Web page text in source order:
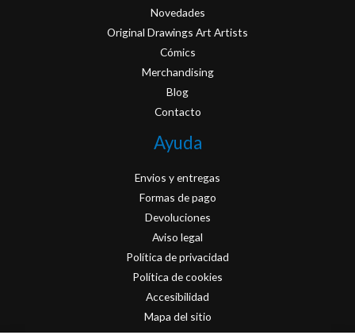
Novedades
Original Drawings Art Artists
Cómics
Merchandising
Blog
Contacto
Ayuda
Envios y entregas
Formas de pago
Devoluciones
Aviso legal
Política de privacidad
Política de cookies
Accesibilidad
Mapa del sitio